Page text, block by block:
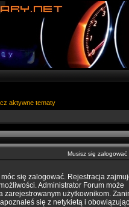
aktywne tematy
Musisz się
się zalogować. Rejestracja
Administrator Forum może
zarejestrowanym użytkownikom.
się z netykietą i